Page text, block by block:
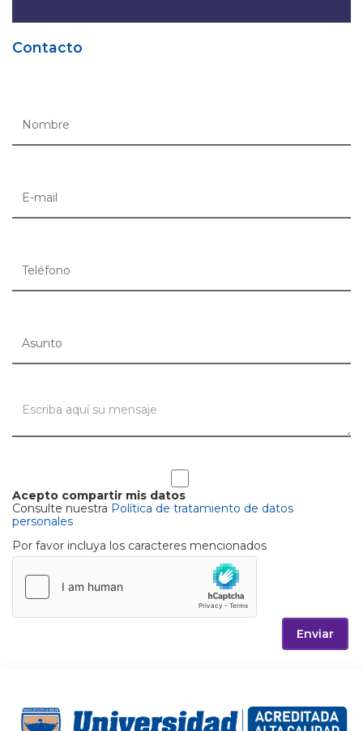
Contacto
Acepto compartir mis datos
Consulte nuestra Política de tratamiento de datos
personales
Por favor incluya los caracteres mencionados
Enviar